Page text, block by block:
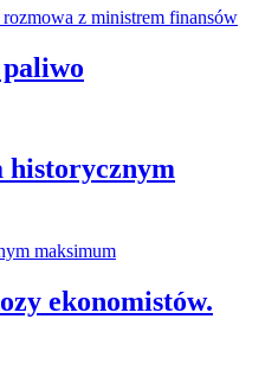
paliwo
historycznym
ekonomistów.